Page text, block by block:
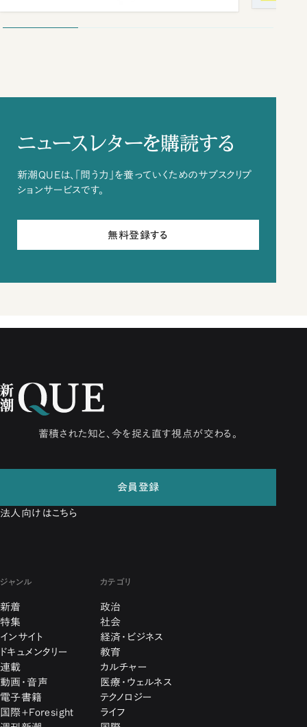
ニュースレターを購読する
新潮QUEは、「問う力」を養っていくためのサブスクリプ
ションサービスです。
無料登録する
蓄積された知と、今を捉え直す視点が交わる。
会員登録
法人向けはこちら
ジャンル
新着
特集
インサイト
ドキュメンタリー
連載
動画・音声
電子書籍
国際+Foresight
カテゴリ
政治
社会
経済・ビジネス
教育
カルチャー
医療・ウェルネス
テクノロジー
ライフ